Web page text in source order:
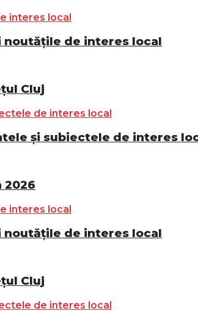
noutățile de interes local
Cluj
și subiectele de interes
2026
noutățile de interes local
Cluj